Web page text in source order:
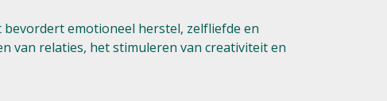
emotioneel herstel, zelfliefde en
van relaties, het stimuleren van creativiteit en